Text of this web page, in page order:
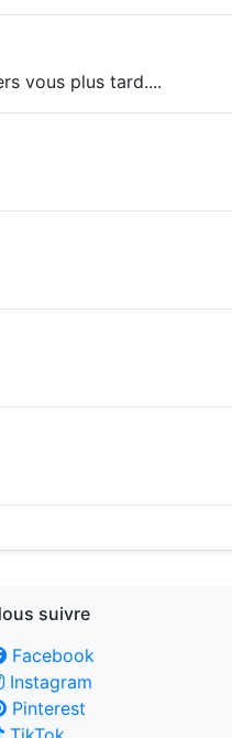
vous plus tard....
suivre
Facebook
Instagram
Pinterest